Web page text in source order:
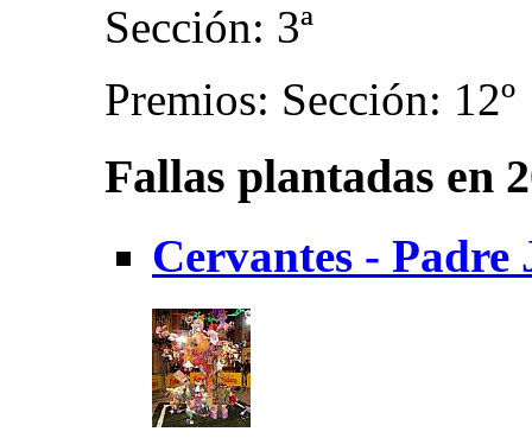
Sección: 3ª
Premios: Sección: 12º
Fallas plantadas en
Cervantes -